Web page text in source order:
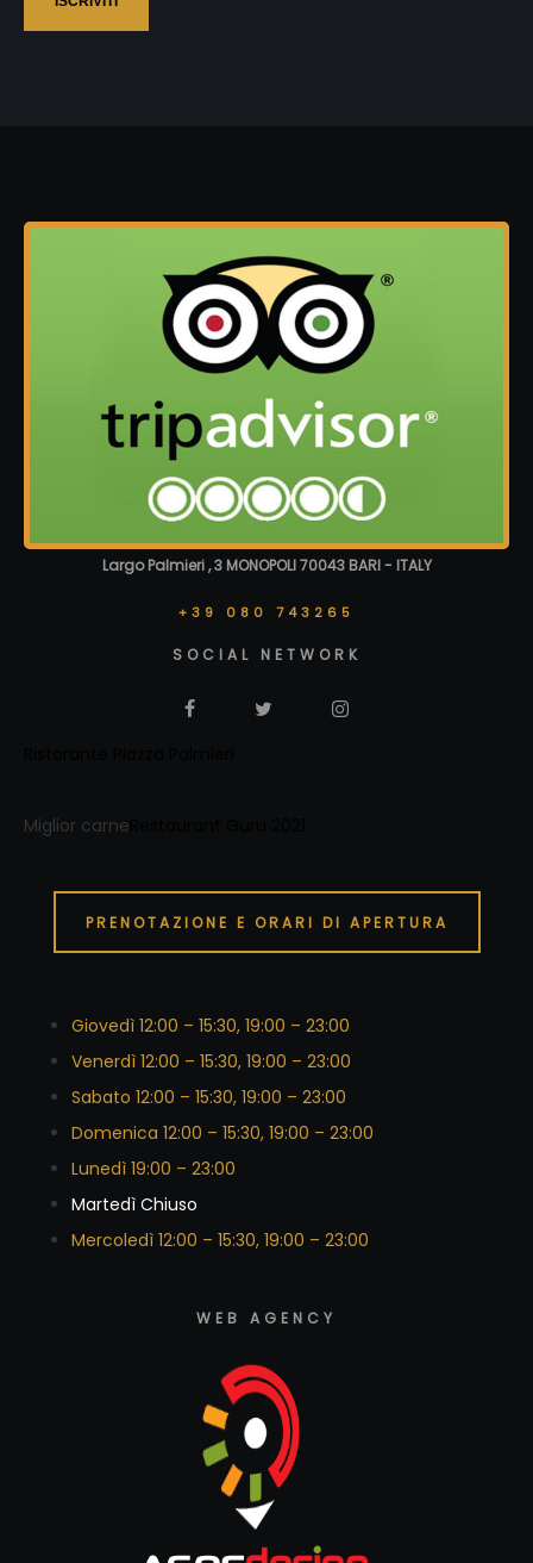
Largo Palmieri , 3 MONOPOLI 70043 BARI - ITALY
+39 080 743265
SOCIAL NETWORK
Miglior carne
PRENOTAZIONE E ORARI DI APERTURA
Giovedì 12:00 – 15:30, 19:00 – 23:00
Venerdì 12:00 – 15:30, 19:00 – 23:00
Sabato 12:00 – 15:30, 19:00 – 23:00
Domenica 12:00 – 15:30, 19:00 – 23:00
Lunedì 19:00 – 23:00
Martedì Chiuso
Mercoledì 12:00 – 15:30, 19:00 – 23:00
WEB AGENCY